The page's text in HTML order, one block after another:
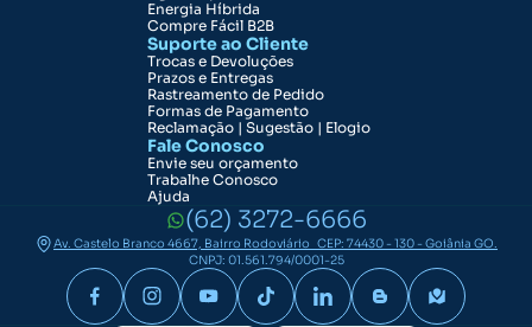
Energia Híbrida
Compre Fácil B2B
Suporte ao Cliente
Trocas e Devoluções
Prazos e Entregas
Rastreamento de Pedido
Formas de Pagamento
Reclamação | Sugestão | Elogio
Fale Conosco
Envie seu orçamento
Trabalhe Conosco
Ajuda
(62) 3272-6666
Av. Castelo Branco 4667, Bairro Rodoviário CEP: 74430 - 130 - Goiânia GO.
CNPJ: 01.561.794/0001-25